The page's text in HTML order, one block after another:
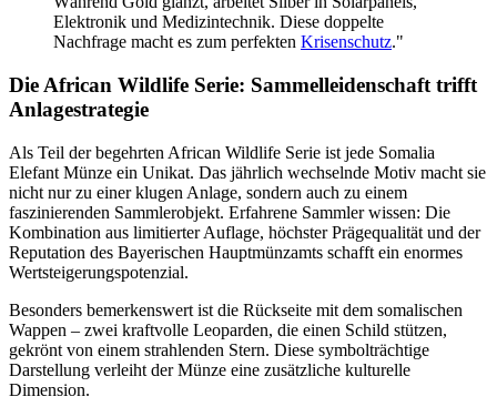
Elektronik und Medizintechnik. Diese doppelte
Nachfrage macht es zum perfekten Krisenschutz."
Die African Wildlife Serie: Sammelleidenschaft trifft
Anlagestrategie
Als Teil der begehrten African Wildlife Serie ist jede Somalia
Elefant Münze ein Unikat. Das jährlich wechselnde Motiv macht sie
nicht nur zu einer klugen Anlage, sondern auch zu einem
faszinierenden Sammlerobjekt. Erfahrene Sammler wissen: Die
Kombination aus limitierter Auflage, höchster Prägequalität und der
Reputation des Bayerischen Hauptmünzamts schafft ein enormes
Wertsteigerungspotenzial.
Besonders bemerkenswert ist die Rückseite mit dem somalischen
Wappen – zwei kraftvolle Leoparden, die einen Schild stützen,
gekrönt von einem strahlenden Stern. Diese symbolträchtige
Darstellung verleiht der Münze eine zusätzliche kulturelle
Dimension.